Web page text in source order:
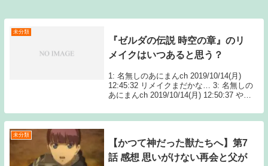
未分類
『ゼルダの伝説 時空の章』のリ
メイクはいつあると思う？
1: 名無しのあにまんch 2019/10/14(月)
12:45:32 リメイクまだかな… 3: 名無しの
あにまんch 2019/10/14(月) 12:50:37 やた
にまん Source: あ...
未分類
【かつて神だった獣たちへ】第7
話 感想 思いがけない再会と父が